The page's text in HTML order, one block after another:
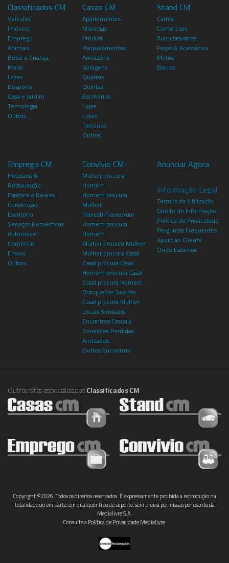
Classificados CM
Veículos
Imóveis
Emprego
Animais
Bebé e Criança
Moda
Lazer
Desporto
Casa e Jardim
Tecnologia
Outros
Casas CM
Apartamentos
Moradias
Prédios
Parqueamentos
Armazéns
Garagens
Quartos
Quintas
Escritórios
Lojas
Lotes
Terrenos
Outros
Stand CM
Carros
Comerciais
Autocaravanas
Peças & Acessórios
Motos
Barcos
Emprego CM
Hotelaria &
Restauração
Estética e Beleza
Construção
Escritório
Serviços Domésticos
Automóvel
Comércio
Ensino
Outros
Convívio CM
Mulher procura
Homem
Homem procura
Mulher
Travesti-Transexual
Homem procura
Homem
Mulher procura Mulher
Mulher procura Casal
Casal procura Casal
Homem procura Casal
Casal procura Homem
Brinquedos Sexuais
Casal procura Mulher
Locais Sensuais
Encontros Casuais
Conexões Perdidas
Amizades
Outros Encontros
Anunciar Agora
Informação Legal
Termos de Utilização
Direito de Informação
Política de Privacidade
Perguntas Frequentes
Apoio ao Cliente
Onde Estamos
Outros sites especializadosClassificados CM
Copyright ©2026. Todos os direitos reservados. É expressamente proibida a reprodução na
totalidade ou em parte, em qualquer tipo de suporte, sem prévia permissão por escrito da
Medialivre S.A.
Consulte aPolítica de Privacidade Medialivre.